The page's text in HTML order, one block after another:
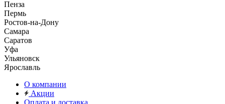
Пенза
Пермь
Ростов-на-Дону
Самара
Саратов
Уфа
Ульяновск
Ярославль
О компании
Акции
Оплата и доставка